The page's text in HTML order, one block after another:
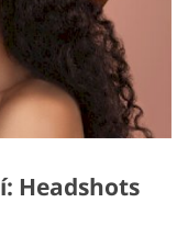
Headshots